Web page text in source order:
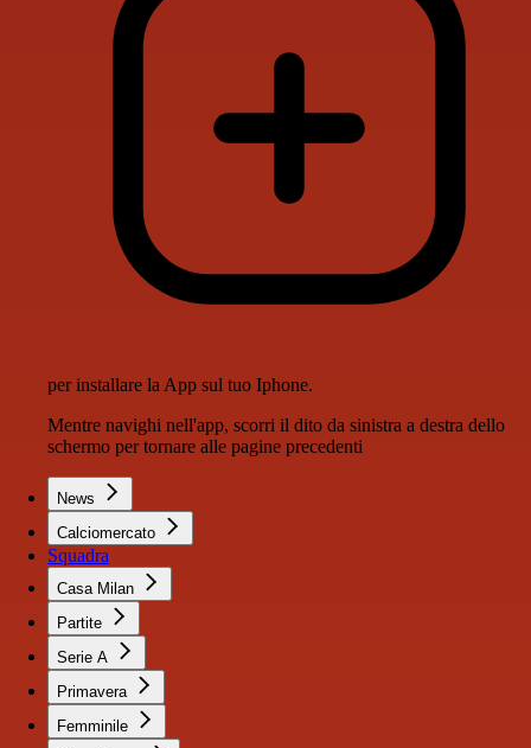
per installare la App sul tuo Iphone.
Mentre navighi nell'app, scorri il dito da sinistra a destra dello
schermo per tornare alle pagine precedenti
News
Calciomercato
Squadra
Casa Milan
Partite
Serie A
Primavera
Femminile